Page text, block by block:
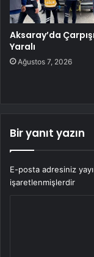
Aksaray’da
Yaralı
Ağustos 7, 2026
Bir yanıt yazın
E-posta adresiniz
işaretlenmişlerdir